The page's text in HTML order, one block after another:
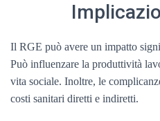
Il RGE può avere un impatto
Può influenzare la produttività
vita sociale. Inoltre, le
costi sanitari diretti e indiretti.